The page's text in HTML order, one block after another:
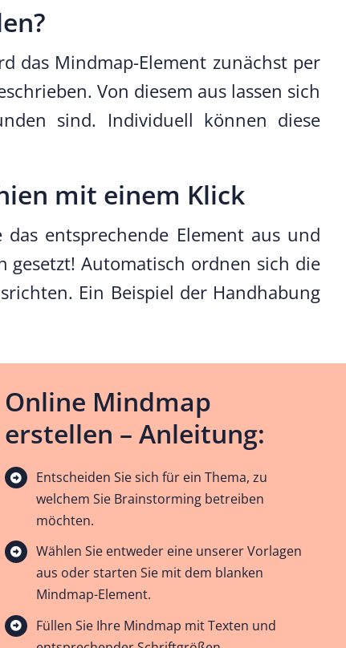
das Mindmap-Element zunächst per
Von diesem aus lassen sich
sind. Individuell können diese
mit einem Klick
entsprechende Element aus und
gesetzt! Automatisch ordnen sich die
Ein Beispiel der Handhabung
Online Mindmap
erstellen – Anleitung:
Entscheiden Sie sich für ein Thema, zu
welchem Sie Brainstorming betreiben
möchten.
Wählen Sie entweder eine unserer Vorlagen
aus oder starten Sie mit dem blanken
Mindmap-Element.
Füllen Sie Ihre Mindmap mit Texten und